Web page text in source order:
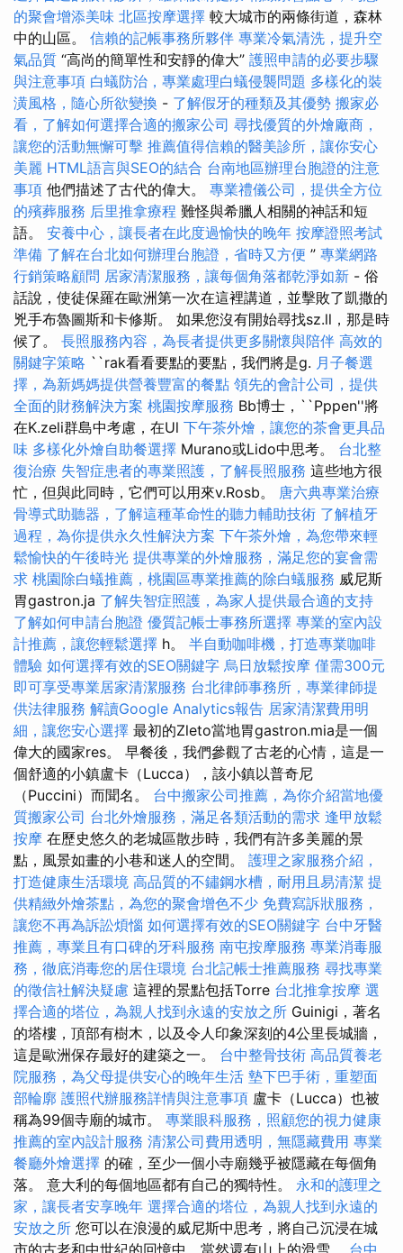
的聚會增添美味 北區按摩選擇 較大城市的兩條街道，森林
中的山區。 信賴的記帳事務所夥伴 專業冷氣清洗，提升空
氣品質 “高尚的簡單性和安靜的偉大” 護照申請的必要步驟
與注意事項 白蟻防治，專業處理白蟻侵襲問題 多樣化的裝
潢風格，隨心所欲變換 - 了解假牙的種類及其優勢 搬家必
看，了解如何選擇合適的搬家公司 尋找優質的外燴廠商，
讓您的活動無懈可擊 推薦值得信賴的醫美診所，讓你安心
美麗 HTML語言與SEO的結合 台南地區辦理台胞證的注意
事項 他們描述了古代的偉大。 專業禮儀公司，提供全方位
的殯葬服務 后里推拿療程 難怪與希臘人相關的神話和短
語。 安養中心，讓長者在此度過愉快的晚年 按摩證照考試
準備 了解在台北如何辦理台胞證，省時又方便 ” 專業網路
行銷策略顧問 居家清潔服務，讓每個角落都乾淨如新 - 俗
話說，使徒保羅在歐洲第一次在這裡講道，並擊敗了凱撒的
兇手布魯圖斯和卡修斯。 如果您沒有開始尋找sz.ll，那是時
候了。 長照服務內容，為長者提供更多關懷與陪伴 高效的
關鍵字策略 ``rak看看要點的要點，我們將是g. 月子餐選
擇，為新媽媽提供營養豐富的餐點 領先的會計公司，提供
全面的財務解決方案 桃園按摩服務 Bb博士，``Pppen''將
在K.zeli群島中考慮，在Ul 下午茶外燴，讓您的茶會更具品
味 多樣化外燴自助餐選擇 Murano或Lido中思考。 台北整
復治療 失智症患者的專業照護，了解長照服務 這些地方很
忙，但與此同時，它們可以用來v.Rosb。 唐六典專業治療
骨導式助聽器，了解這種革命性的聽力輔助技術 了解植牙
過程，為你提供永久性解決方案 下午茶外燴，為您帶來輕
鬆愉快的午後時光 提供專業的外燴服務，滿足您的宴會需
求 桃園除白蟻推薦，桃園區專業推薦的除白蟻服務 威尼斯
胃gastron.ja 了解失智症照護，為家人提供最合適的支持
了解如何申請台胞證 優質記帳士事務所選擇 專業的室內設
計推薦，讓您輕鬆選擇 h。 半自動咖啡機，打造專業咖啡
體驗 如何選擇有效的SEO關鍵字 烏日放鬆按摩 僅需300元
即可享受專業居家清潔服務 台北律師事務所，專業律師提
供法律服務 解讀Google Analytics報告 居家清潔費用明
細，讓您安心選擇 最初的Zleto當地胃gastron.mia是一個
偉大的國家res。 早餐後，我們參觀了古老的心情，這是一
個舒適的小鎮盧卡（Lucca），該小鎮以普奇尼
（Puccini）而聞名。 台中搬家公司推薦，為你介紹當地優
質搬家公司 台北外燴服務，滿足各類活動的需求 逢甲放鬆
按摩 在歷史悠久的老城區散步時，我們有許多美麗的景
點，風景如畫的小巷和迷人的空間。 護理之家服務介紹，
打造健康生活環境 高品質的不鏽鋼水槽，耐用且易清潔 提
供精緻外燴茶點，為您的聚會增色不少 免費寫訴狀服務，
讓您不再為訴訟煩惱 如何選擇有效的SEO關鍵字 台中牙醫
推薦，專業且有口碑的牙科服務 南屯按摩服務 專業消毒服
務，徹底消毒您的居住環境 台北記帳士推薦服務 尋找專業
的徵信社解決疑慮 這裡的景點包括Torre 台北推拿按摩 選
擇合適的塔位，為親人找到永遠的安放之所 Guinigi，著名
的塔樓，頂部有樹木，以及令人印象深刻的4公里長城牆，
這是歐洲保存最好的建築之一。 台中整骨技術 高品質養老
院服務，為父母提供安心的晚年生活 墊下巴手術，重塑面
部輪廓 護照代辦服務詳情與注意事項 盧卡（Lucca）也被
稱為99個寺廟的城市。 專業眼科服務，照顧您的視力健康
推薦的室內設計服務 清潔公司費用透明，無隱藏費用 專業
餐廳外燴選擇 的確，至少一個小寺廟幾乎被隱藏在每個角
落。 意大利的每個地區都有自己的獨特性。 永和的護理之
家，讓長者安享晚年 選擇合適的塔位，為親人找到永遠的
安放之所 您可以在浪漫的威尼斯中思考，將自己沉浸在城
市的古老和中世紀的回憶中，當然還有山上的滑雪。 台中